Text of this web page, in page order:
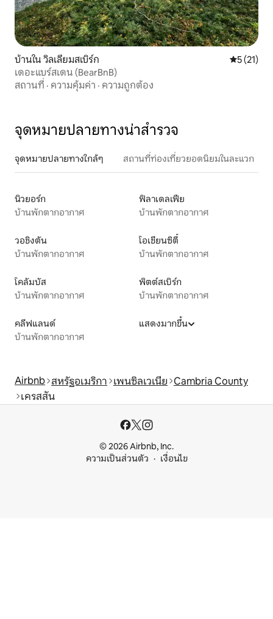
บ้านใน วิลเลียมสเบิร์ก คะแนนเฉลี่
5 (21)
เดอะแบร์สเดน (BearBnB)
สถานที่ · ความคุ้มค่า · ความถูกต้อง
จุดหมายปลายทางน่าสำรวจ
จุดหมายปลายทางใกล้ๆ สถานที่ท่องเที่ยวยอดนิยมในละแวก
นิวยอร์ก
บ้านพักตากอากาศ
ฟิลาเดลเฟีย
บ้านพักตากอากาศ
วอชิงตัน
บ้านพักตากอากาศ
โอเชียนซิตี้
บ้านพักตากอากาศ
โคลัมบัส
บ้านพักตากอากาศ
พิตต์สเบิร์ก
บ้านพักตากอากาศ
คลีฟแลนด์
บ้านพักตากอากาศ
แสดงมากขึ้น
Airbnb สหรัฐอเมริกา เพนซิลเวเนีย Cambria County
เครสสัน
© 2026 Airbnb, Inc.
ความเป็นส่วนตัว
เงื่อนไข